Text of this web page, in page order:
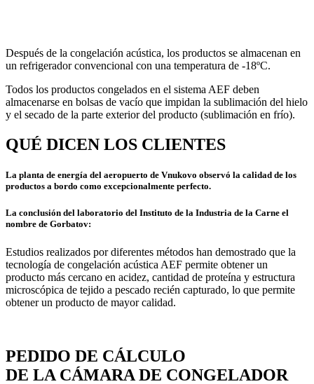
Después de la congelación acústica, los productos se almacenan en
un refrigerador convencional con una temperatura de -18ºC.
Todos los productos congelados en el sistema AEF deben
almacenarse en bolsas de vacío que impidan la sublimación del hielo
y el secado de la parte exterior del producto (sublimación en frío).
QUÉ DICEN LOS CLIENTES
La planta de energía del aeropuerto de Vnukovo observó la calidad de los
productos a bordo como excepcionalmente perfecto.
La conclusión del laboratorio del Instituto de la Industria de la Carne el
nombre de Gorbatov:
Estudios realizados por diferentes métodos han demostrado que la
tecnología de congelación acústica AEF permite obtener un
producto más cercano en acidez, cantidad de proteína y estructura
microscópica de tejido a pescado recién capturado, lo que permite
obtener un producto de mayor calidad.
PEDIDO DE CÁLCULO
DE LA CÁMARA DE CONGELADOR